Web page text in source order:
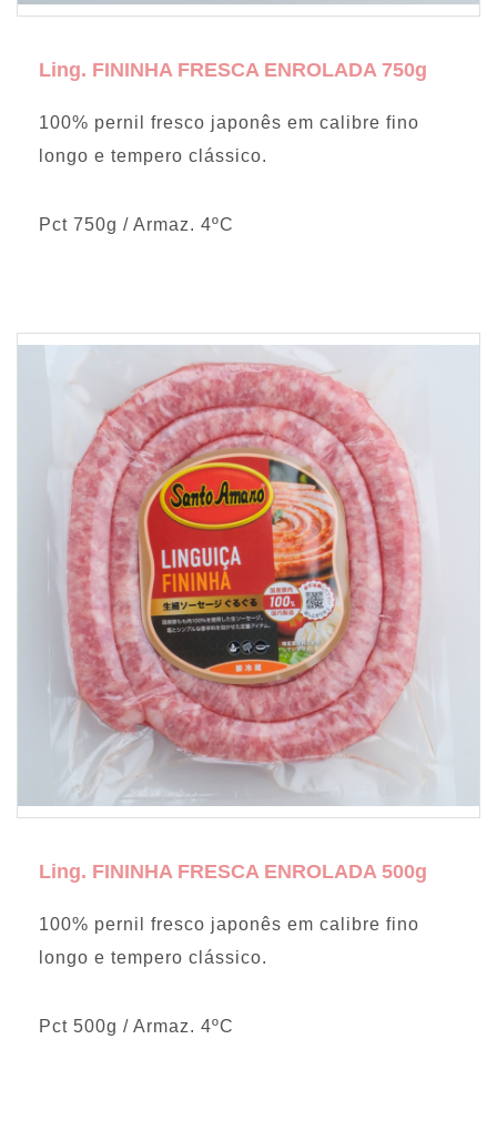
Ling. FININHA FRESCA ENROLADA 750g
100% pernil fresco japonês em calibre fino
longo e tempero clássico.
Pct 750g / Armaz. 4ºC
Ling. FININHA FRESCA ENROLADA 500g
100% pernil fresco japonês em calibre fino
longo e tempero clássico.
Pct 500g / Armaz. 4ºC